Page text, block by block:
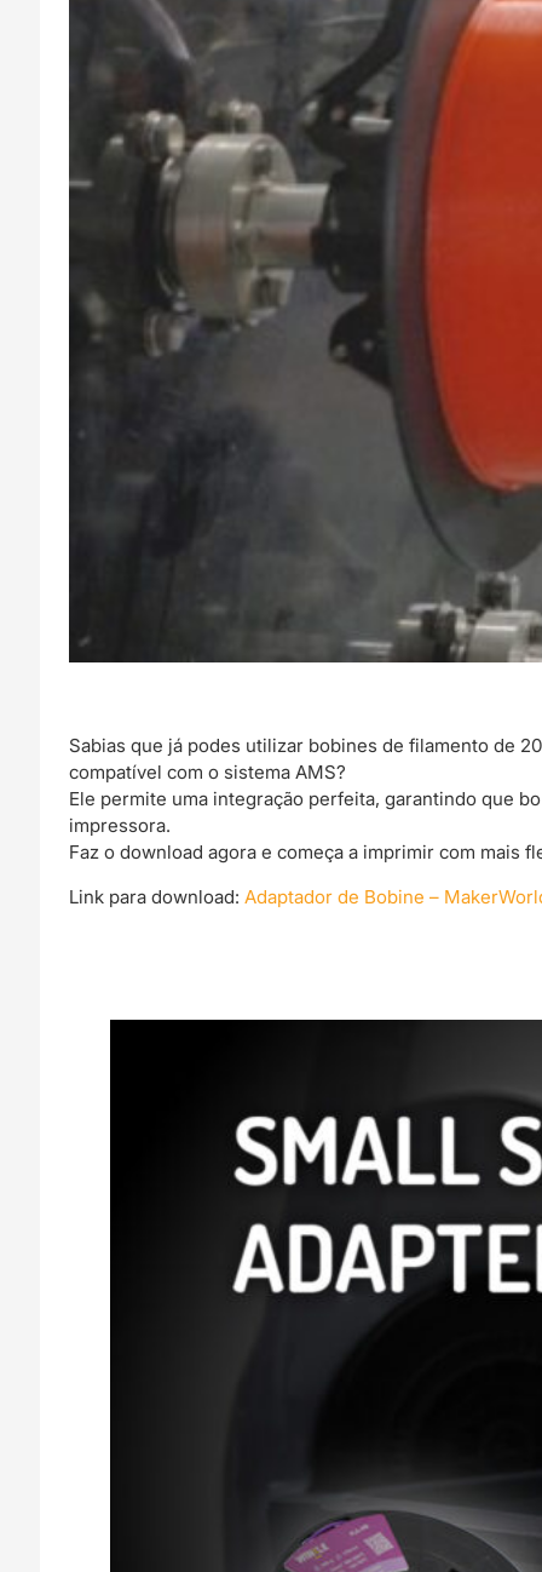
Sabias que já podes utilizar bobines de filamento de
compatível com o sistema AMS?
Ele permite uma integração perfeita, garantindo que
impressora.
Faz o download agora e começa a imprimir com mais
Link para download:Adaptador de Bobine –